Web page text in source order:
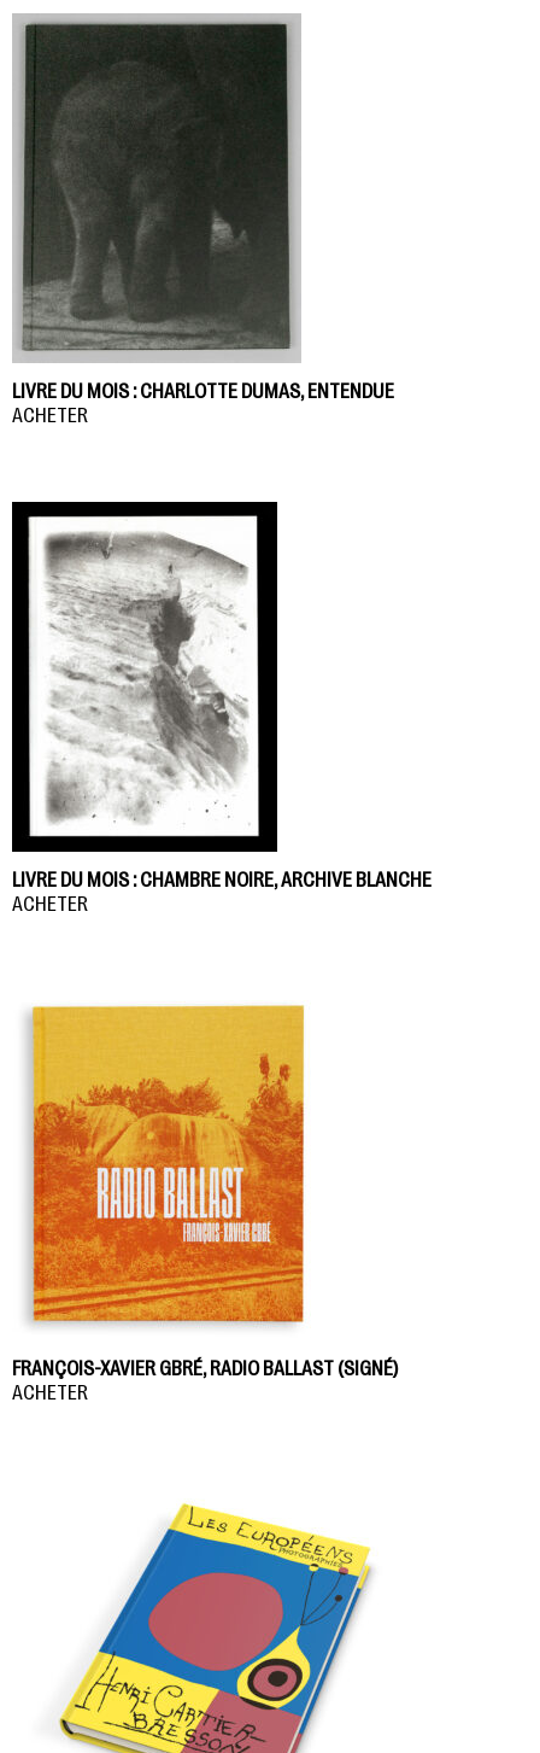
LIVRE DU MOIS : CHARLOTTE DUMAS, ENTENDUE
ACHETER
LIVRE DU MOIS : CHAMBRE NOIRE, ARCHIVE BLANCHE
ACHETER
FRANÇOIS-XAVIER GBRÉ, RADIO BALLAST (SIGNÉ)
ACHETER